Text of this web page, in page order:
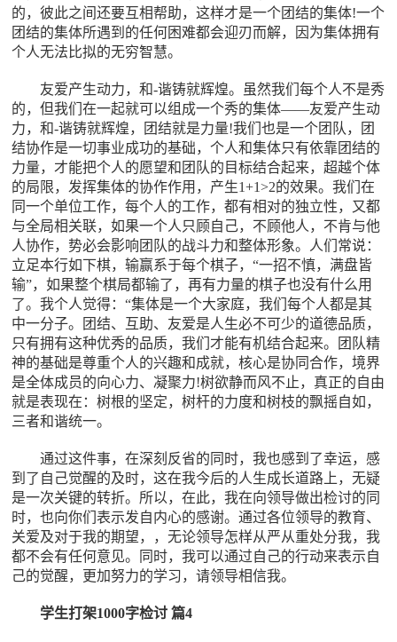
的，彼此之间还要互相帮助，这样才是一个团结的集体!一个
团结的集体所遇到的任何困难都会迎刃而解，因为集体拥有
个人无法比拟的无穷智慧。
友爱产生动力，和-谐铸就辉煌。虽然我们每个人不是秀
的，但我们在一起就可以组成一个秀的集体――友爱产生动
力，和-谐铸就辉煌，团结就是力量!我们也是一个团队，团
结协作是一切事业成功的基础，个人和集体只有依靠团结的
力量，才能把个人的愿望和团队的目标结合起来，超越个体
的局限，发挥集体的协作作用，产生1+1>2的效果。我们在
同一个单位工作，每个人的工作，都有相对的独立性，又都
与全局相关联，如果一个人只顾自己，不顾他人，不肯与他
人协作，势必会影响团队的战斗力和整体形象。人们常说：
立足本行如下棋，输赢系于每个棋子，“一招不慎，满盘皆
输”，如果整个棋局都输了，再有力量的棋子也没有什么用
了。我个人觉得：“集体是一个大家庭，我们每个人都是其
中一分子。团结、互助、友爱是人生必不可少的道德品质，
只有拥有这种优秀的品质，我们才能有机结合起来。团队精
神的基础是尊重个人的兴趣和成就，核心是协同合作，境界
是全体成员的向心力、凝聚力!树欲静而风不止，真正的自由
就是表现在：树根的坚定，树杆的力度和树枝的飘摇自如，
三者和谐统一。
通过这件事，在深刻反省的同时，我也感到了幸运，感
到了自己觉醒的及时，这在我今后的人生成长道路上，无疑
是一次关键的转折。所以，在此，我在向领导做出检讨的同
时，也向你们表示发自内心的感谢。通过各位领导的教育、
关爱及对于我的期望，，无论领导怎样从严从重处分我，我
都不会有任何意见。同时，我可以通过自己的行动来表示自
己的觉醒，更加努力的学习，请领导相信我。
学生打架1000字检讨 篇4